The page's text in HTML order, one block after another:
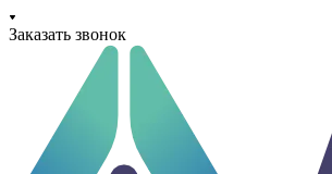
Заказать звонок